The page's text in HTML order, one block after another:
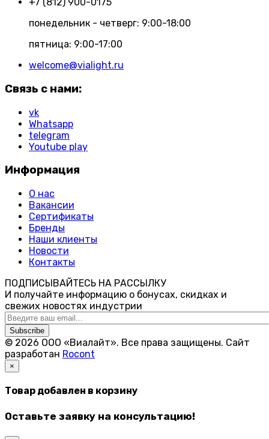
понедельник - четверг: 9:00-18:00
пятница: 9:00-17:00
welcome@vialight.ru
Связь с нами:
vk
Whatsapp
telegram
Youtube play
Информация
О нас
Вакансии
Сертификаты
Бренды
Наши клиенты
Новости
Контакты
ПОДПИСЫВАЙТЕСЬ НА РАССЫЛКУ
И получайте информацию о бонусах, скидках и
свежих новостях индустрии
Subscribe
© 2026 ООО «Виалайт». Все права защищены. Cайт
разработан Rocont
×
Товар добавлен в корзину
Оставьте заявку на консультацию!